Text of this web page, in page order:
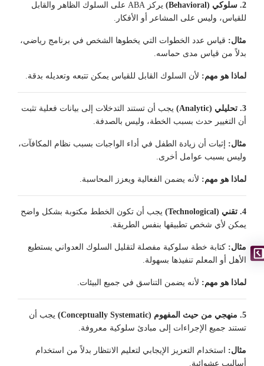
2. سلوكي (Behavioral)
يركز ABA على السلوك الظاهر والقابل
للقياس، وليس على المشاعر أو الأفكار.
مثال: قياس عدد الخطوات التي يخطوها الشخص في برنامج رياضي،
بدلاً من قياس مدى حماسه.
لماذا هو مهم: لأن السلوك القابل للقياس يمكن تتبعه وتعديله بدقة.
3. تحليلي (Analytic)
يجب أن تستند التدخلات إلى بيانات فعلية تثبت
أن التغيير حدث بسبب الخطة، وليس بالصدفة.
مثال: إثبات أن زيادة الطفل في أداء الواجبات بسبب نظام المكافآت،
وليس بسبب عوامل أخرى.
لماذا هو مهم: لأنه يضمن الفعالية ويعزز المحاسبة.
4. تقني (Technological)
يجب أن تكون الخطط مكتوبة بشكل واضح
يمكن لأي شخص تطبيقها بنفس الطريقة.
مثال: كتابة خطة سلوكية مفصلة لتقليل السلوك العدواني يستطيع
الأهل أو المعلم تنفيذها بسهولة.
لماذا هو مهم: لأنه يضمن التناسق في جميع البيئات.
5. منهجي من حيث المفهوم (Conceptually Systematic)
يجب أن
تستند جميع الإجراءات إلى مبادئ سلوكية معروفة.
مثال: استخدام التعزيز الإيجابي لتعليم الانتظار بدلاً من استخدام
أساليب عشوائية.